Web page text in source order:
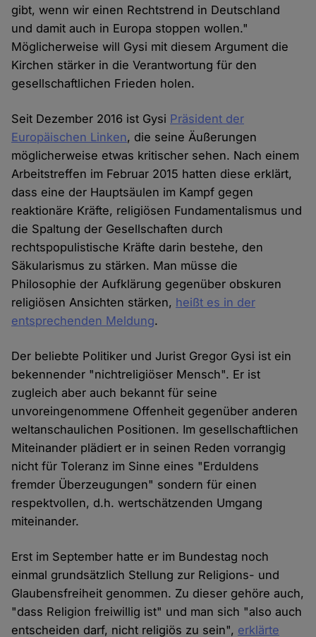
gibt, wenn wir einen Rechtstrend in Deutschland
und damit auch in Europa stoppen wollen."
Möglicherweise will Gysi mit diesem Argument die
Kirchen stärker in die Verantwortung für den
gesellschaftlichen Frieden holen.
Seit Dezember 2016 ist Gysi Präsident der
Europäischen Linken, die seine Äußerungen
möglicherweise etwas kritischer sehen. Nach einem
Arbeitstreffen im Februar 2015 hatten diese erklärt,
dass eine der Hauptsäulen im Kampf gegen
reaktionäre Kräfte, religiösen Fundamentalismus und
die Spaltung der Gesellschaften durch
rechtspopulistische Kräfte darin bestehe, den
Säkularismus zu stärken. Man müsse die
Philosophie der Aufklärung gegenüber obskuren
religiösen Ansichten stärken, heißt es in der
entsprechenden Meldung.
Der beliebte Politiker und Jurist Gregor Gysi ist ein
bekennender "nichtreligiöser Mensch". Er ist
zugleich aber auch bekannt für seine
unvoreingenommene Offenheit gegenüber anderen
weltanschaulichen Positionen. Im gesellschaftlichen
Miteinander plädiert er in seinen Reden vorrangig
nicht für Toleranz im Sinne eines "Erduldens
fremder Überzeugungen" sondern für einen
respektvollen, d.h. wertschätzenden Umgang
miteinander.
Erst im September hatte er im Bundestag noch
einmal grundsätzlich Stellung zur Religions- und
Glaubensfreiheit genommen. Zu dieser gehöre auch,
"dass Religion freiwillig ist" und man sich "also auch
entscheiden darf, nicht religiös zu sein", erklärte